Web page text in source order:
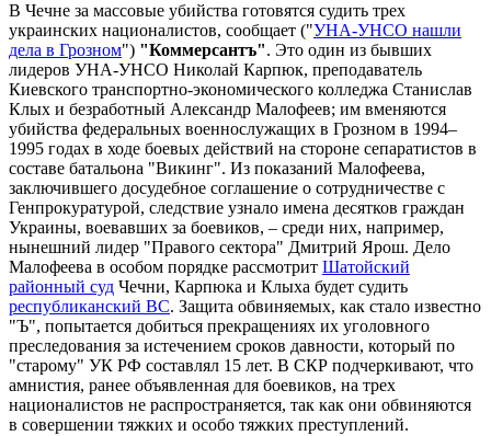
В Чечне за массовые убийства готовятся судить трех
украинских националистов, сообщает ("УНА-УНСО нашли
дела в Грозном") "Коммерсантъ". Это один из бывших
лидеров УНА-УНСО Николай Карпюк, преподаватель
Киевского транспортно-экономического колледжа Станислав
Клых и безработный Александр Малофеев; им вменяются
убийства федеральных военнослужащих в Грозном в 1994–
1995 годах в ходе боевых действий на стороне сепаратистов в
составе батальона "Викинг". Из показаний Малофеева,
заключившего досудебное соглашение о сотрудничестве с
Генпрокуратурой, следствие узнало имена десятков граждан
Украины, воевавших за боевиков, – среди них, например,
нынешний лидер "Правого сектора" Дмитрий Ярош. Дело
Малофеева в особом порядке рассмотрит Шатойский
районный суд Чечни, Карпюка и Клыха будет судить
республиканский ВС. Защита обвиняемых, как стало известно
"Ъ", попытается добиться прекращениях их уголовного
преследования за истечением сроков давности, который по
"старому" УК РФ составлял 15 лет. В СКР подчеркивают, что
амнистия, ранее объявленная для боевиков, на трех
националистов не распространяется, так как они обвиняются
в совершении тяжких и особо тяжких преступлений.